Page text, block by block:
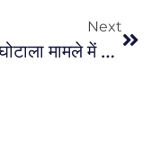
Next
शराब घोटाला मामले में सुप्रीम कोर्ट : छत्तीसगढ़ के शराब घोटाला मामले में सुप्रीम कोर्ट ने ईडी की कार्रवाई को गलत ठहराया